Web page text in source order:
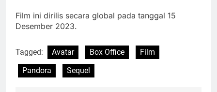
Film ini dirilis secara global pada tanggal 15
Desember 2023.
Tagged: Avatar Box Office
Film
Pandora
Sequel